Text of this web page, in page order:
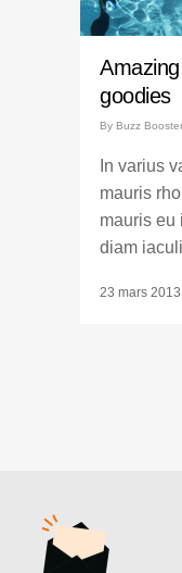
goodies
By Buzz Booster
In varius
mauris
mauris eu
diam
23 mars 2013